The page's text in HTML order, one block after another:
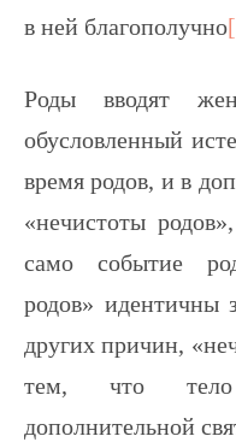
в ней благополучно
Роды вводят
обусловленный
время родов, и в
«нечистоты
само событие
родов» идентичны
других причин,
тем, что
дополнительной